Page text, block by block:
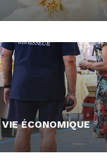
VIE ÉCONOMIQUE